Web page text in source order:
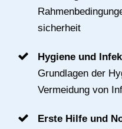
sicherheit
Hygiene und
Grundlagen der
Vermeidung von
Erste Hilfe und